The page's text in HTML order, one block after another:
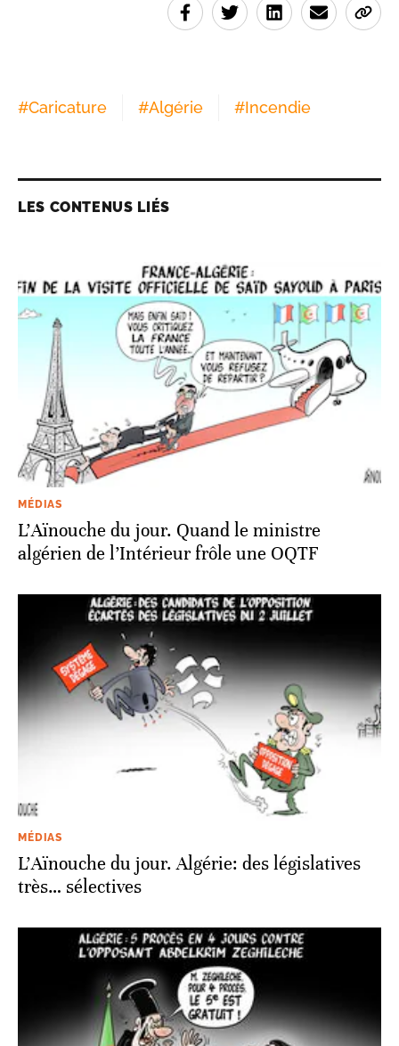
#Caricature #Algérie #Incendie
LES CONTENUS LIÉS
MÉDIAS
L’Aïnouche du jour. Quand le ministre
algérien de l’Intérieur frôle une OQTF
MÉDIAS
L’Aïnouche du jour. Algérie: des législatives
très… sélectives